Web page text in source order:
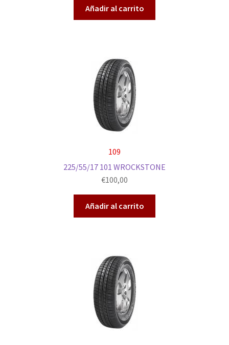
Añadir al carrito
109
225/55/17 101 WROCKSTONE
€100,00
Añadir al carrito